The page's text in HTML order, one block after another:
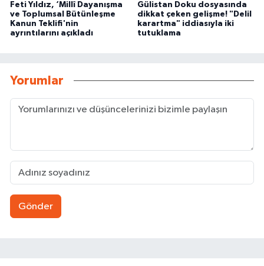
Feti Yıldız, ‘Millî Dayanışma
ve Toplumsal Bütünleşme
Kanun Teklifi'nin
ayrıntılarını açıkladı
Gülistan Doku dosyasında
dikkat çeken gelişme! "Delil
karartma" iddiasıyla iki
tutuklama
Yorumlar
Gönder